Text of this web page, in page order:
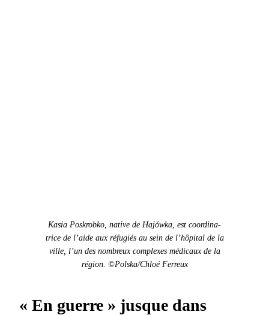
Kasia Poskrobko, native de Hajówka, est coor­di­na­
trice de l’aide aux réfugiés au sein de l’hôpi­tal de la
ville, l’un des nom­breux com­plex­es médi­caux de la
région. ©Polska/Chloé Fer­reux
« En guerre » jusque dans